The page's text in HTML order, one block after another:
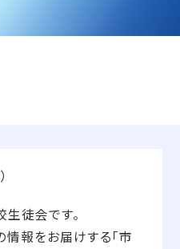
徒会です。
報をお届けする「市